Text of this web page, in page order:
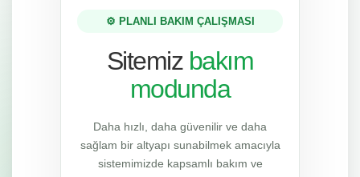
⚙️ PLANLI BAKIM ÇALIŞMASI
Sitemiz bakım
modunda
Daha hızlı, daha güvenilir ve daha
sağlam bir altyapı sunabilmek amacıyla
sistemimizde kapsamlı bakım ve